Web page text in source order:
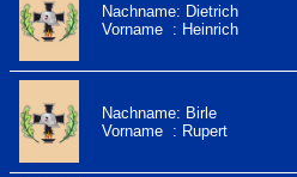
Nachname: Dietrich
Vorname : Heinrich
Nachname: Birle
Vorname : Rupert